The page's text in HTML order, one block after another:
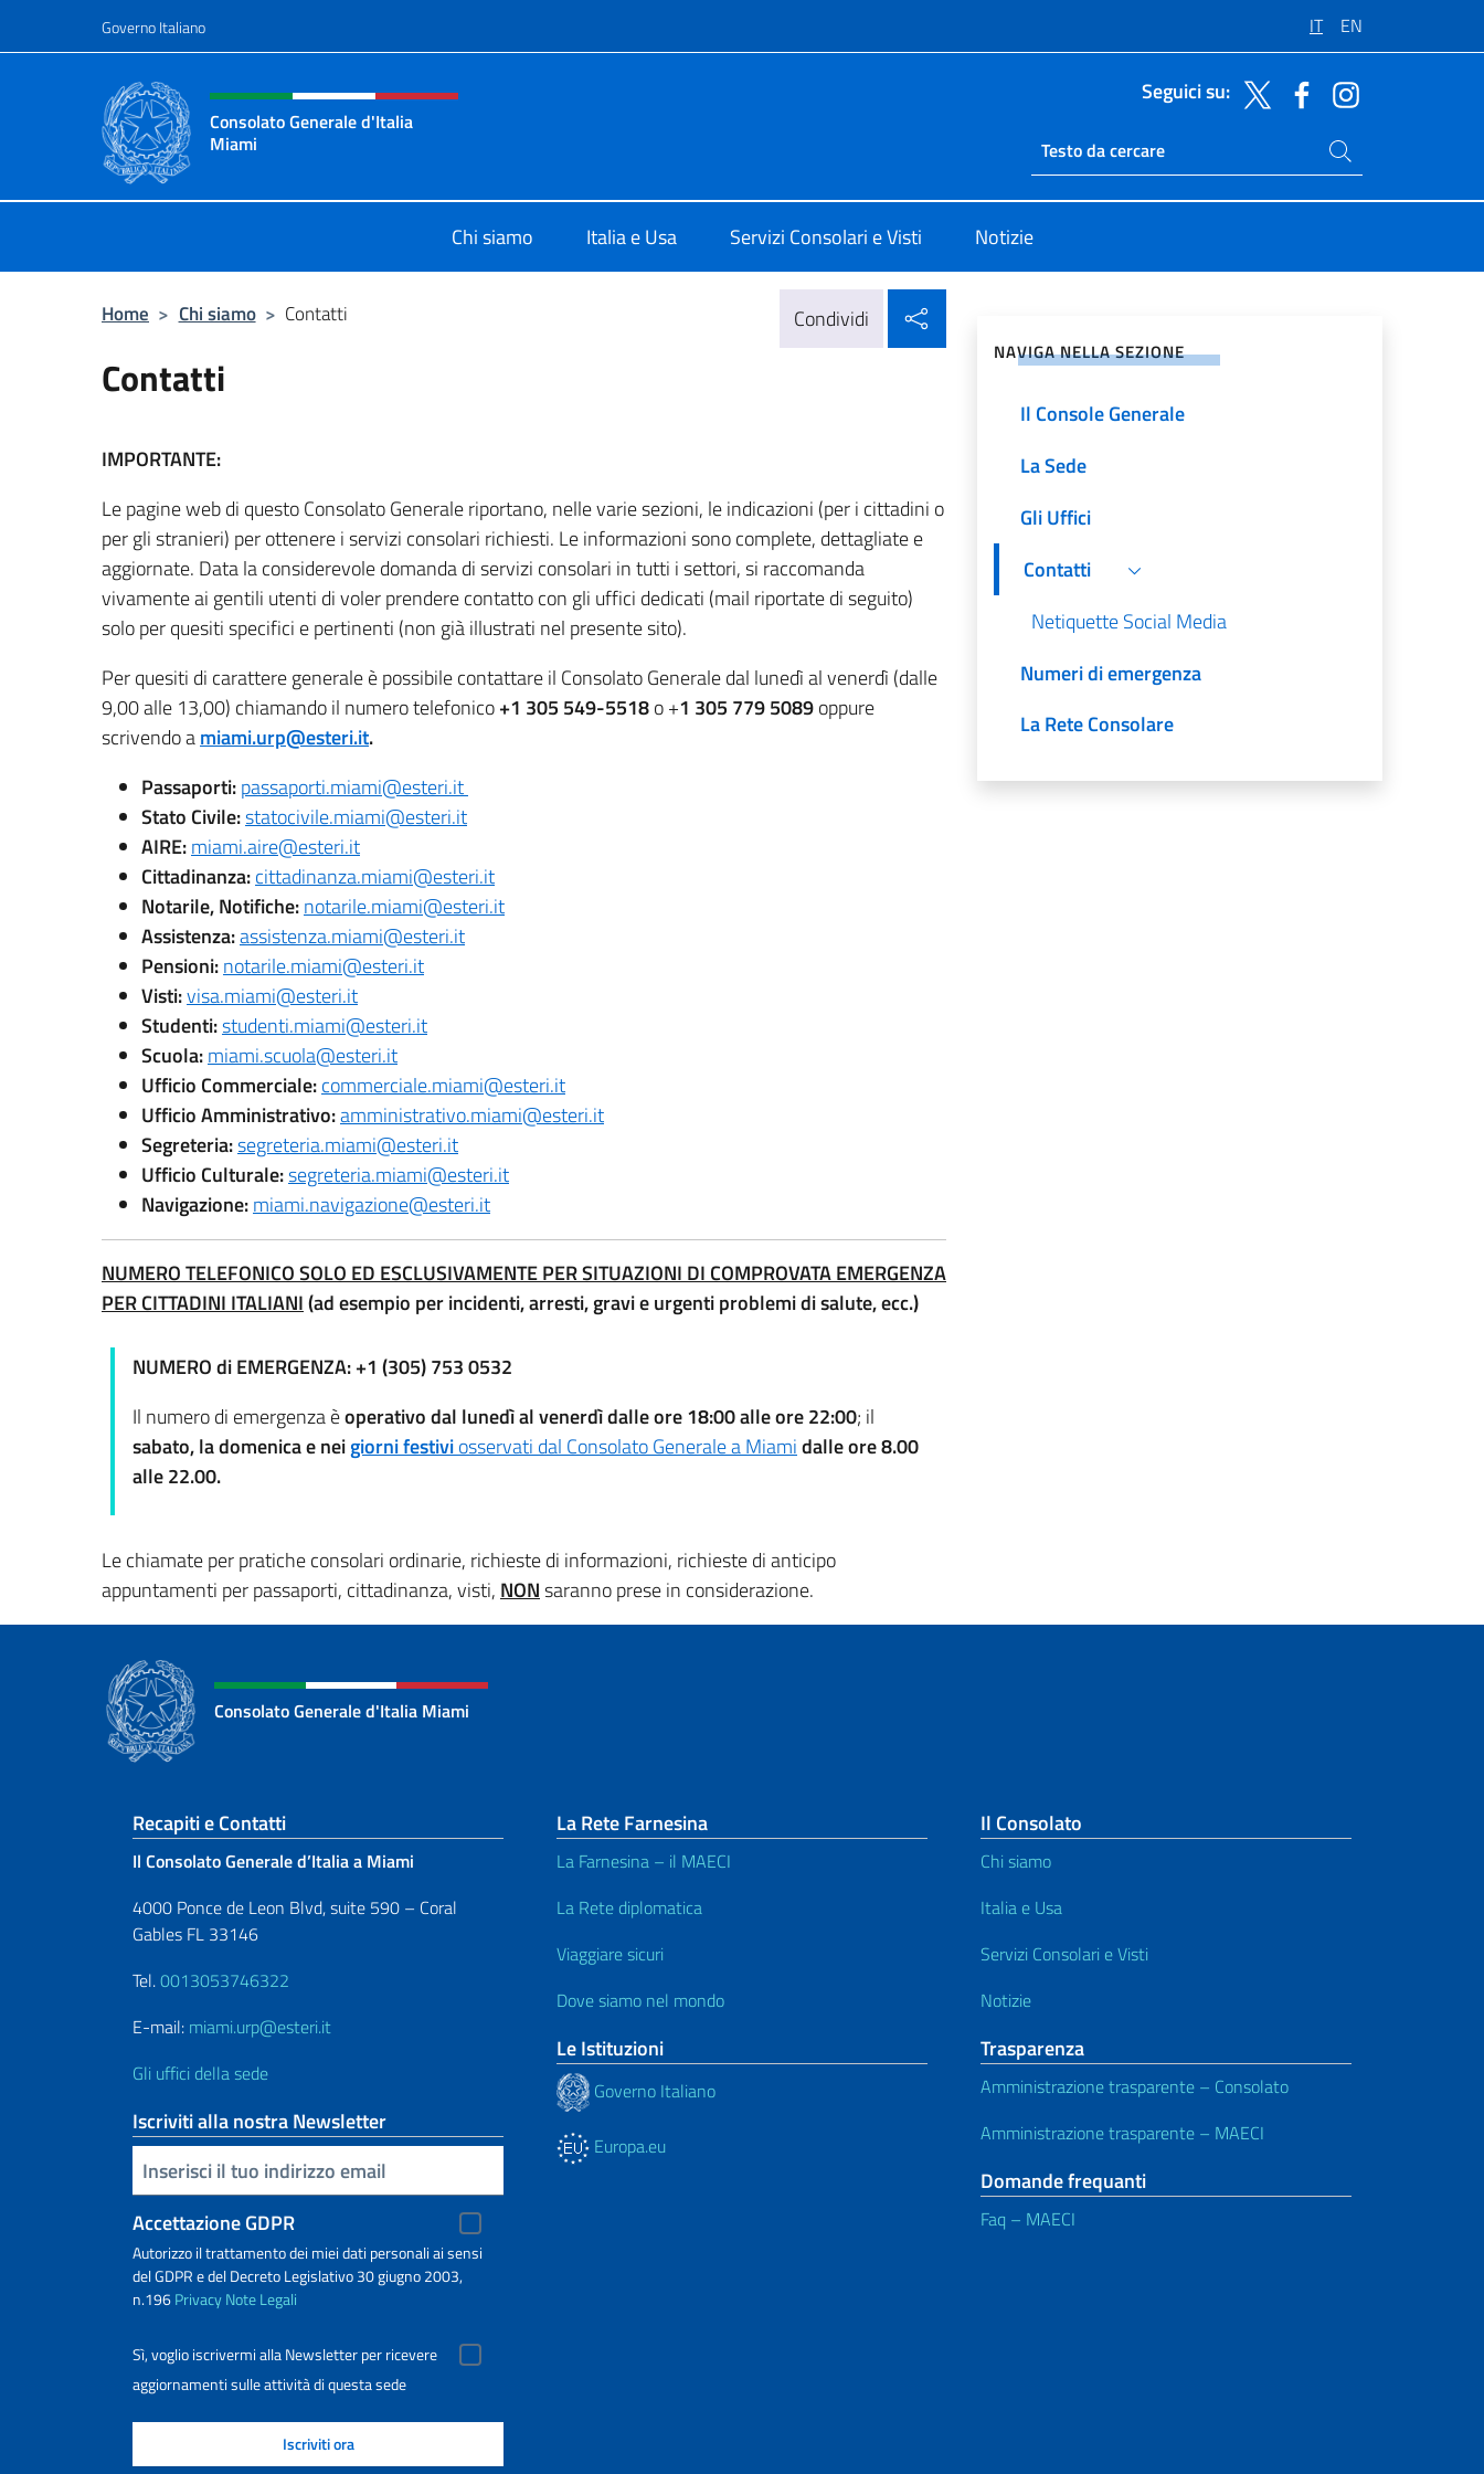
Governo Italiano IT EN
Intestazione sito, social e menù
Consolato Generale d'Italia
Miami
Seguici su:
Ricerca sito live
Cerca nel sito
Chi siamo Italia e Usa Servizi Consolari e Visti Notizie
Home > Chi siamo > Contatti Condividi
Contatti
IMPORTANTE:
Le pagine web di questo Consolato Generale riportano, nelle varie sezioni, le indicazioni (per i cittadini o
per gli stranieri) per ottenere i servizi consolari richiesti. Le informazioni sono complete, dettagliate e
aggiornate. Data la considerevole domanda di servizi consolari in tutti i settori, si raccomanda
vivamente ai gentili utenti di voler prendere contatto con gli uffici dedicati (mail riportate di seguito)
solo per quesiti specifici e pertinenti (non già illustrati nel presente sito).
Per quesiti di carattere generale è possibile contattare il Consolato Generale dal lunedì al venerdì (dalle
9,00 alle 13,00) chiamando il numero telefonico+1 305 549-5518o +1 305 779 5089oppure
scrivendo amiami.urp@esteri.it.
Passaporti:passaporti.miami@esteri.it
Stato Civile:statocivile.miami@esteri.it
AIRE:miami.aire@esteri.it
Cittadinanza:cittadinanza.miami@esteri.it
Notarile, Notifiche:notarile.miami@esteri.it
Assistenza:assistenza.miami@esteri.it
Pensioni:notarile.miami@esteri.it
Visti:visa.miami@esteri.it
Studenti:studenti.miami@esteri.it
Scuola:miami.scuola@esteri.it
Ufficio Commerciale:commerciale.miami@esteri.it
Ufficio Amministrativo:amministrativo.miami@esteri.it
Segreteria:segreteria.miami@esteri.it
Ufficio Culturale:segreteria.miami@esteri.it
Navigazione:miami.navigazione@esteri.it
NUMERO TELEFONICO SOLO ED ESCLUSIVAMENTE PER SITUAZIONI DI COMPROVATA EMERGENZA
PER CITTADINI ITALIANI(ad esempio per incidenti, arresti, gravi e urgenti problemi di salute, ecc.)
NUMERO di EMERGENZA: +1 (305) 753 0532
Il numero di emergenza èoperativo dal lunedì al venerdì dalle ore 18:00 alle ore 22:00; il
sabato, la domenica e neigiorni festiviosservati dal Consolato Generale a Miamidalle ore 8.00
alle 22.00.
Le chiamate per pratiche consolari ordinarie, richieste di informazioni, richieste di anticipo
appuntamenti per passaporti, cittadinanza, visti, NONsaranno prese in considerazione.
NAVIGA NELLA SEZIONE
Il Console Generale
La Sede
Gli Uffici
Contatti
Netiquette Social Media
Numeri di emergenza
La Rete Consolare
Consolato Generale d'Italia Miami
Sezione footer
Recapiti e Contatti
Il Consolato Generale d’Italia a Miami
4000 Ponce de Leon Blvd, suite 590 – Coral
Gables FL 33146
Tel.0013053746322
E-mail: miami.urp@esteri.it
Gli uffici della sede
Iscriviti alla nostra Newsletter
Inserisci la tua email
Accettazione GDPR
Autorizzo il trattamento dei miei dati personali ai sensi
del GDPR e del Decreto Legislativo 30 giugno 2003,
n.196PrivacyNote Legali
Sì, voglio iscrivermi alla Newsletter per ricevere
aggiornamenti sulle attività di questa sede
La Rete Farnesina
La Farnesina – il MAECI
La Rete diplomatica
Viaggiare sicuri
Dove siamo nel mondo
Le Istituzioni
Governo Italiano
Europa.eu
Il Consolato
Chi siamo
Italia e Usa
Servizi Consolari e Visti
Notizie
Trasparenza
Amministrazione trasparente – Consolato
Amministrazione trasparente – MAECI
Domande frequanti
Faq – MAECI